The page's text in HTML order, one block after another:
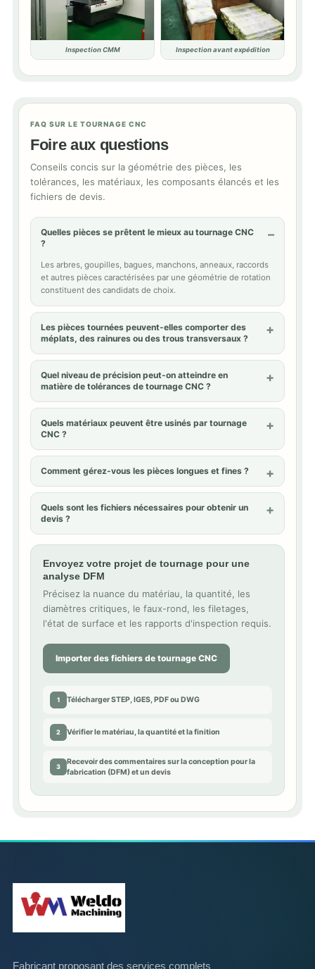
Inspection CMM Inspection avant expédition
FAQ SUR LE TOURNAGE CNC
Foire aux questions
Conseils concis sur la géométrie des pièces, les
tolérances, les matériaux, les composants élancés et les
fichiers de devis.
Quelles pièces se prêtent le mieux au tournage CNC
?
Les arbres, goupilles, bagues, manchons, anneaux, raccords
et autres pièces caractérisées par une géométrie de rotation
constituent des candidats de choix.
Les pièces tournées peuvent-elles comporter des
méplats, des rainures ou des trous transversaux ?
Quel niveau de précision peut-on atteindre en
matière de tolérances de tournage CNC ?
Quels matériaux peuvent être usinés par tournage
CNC ?
Comment gérez-vous les pièces longues et fines ?
Quels sont les fichiers nécessaires pour obtenir un
devis ?
Envoyez votre projet de tournage pour une
analyse DFM
Précisez la nuance du matériau, la quantité, les
diamètres critiques, le faux-rond, les filetages,
l'état de surface et les rapports d'inspection requis.
Importer des fichiers de tournage CNC
1 TéléchargerSTEP, IGES, PDF ou DWG
2 Vérifier le matériau, la quantité et la finition
3
Recevoir des commentaires sur la conception pour la
fabrication (DFM) et un devis
Fabricant proposant des services complets